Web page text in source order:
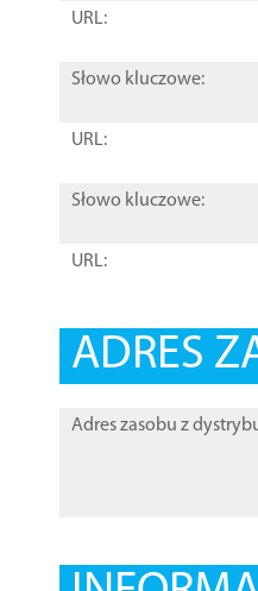
URL:
Słowo kluczowe:
URL:
Słowo kluczowe:
URL:
ADRES
Adres zasobu z